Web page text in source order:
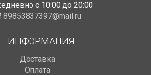
с 10:00 до 20:00
89853837397@mail.ru
ИНФОРМАЦИЯ
Доставка
Оплата